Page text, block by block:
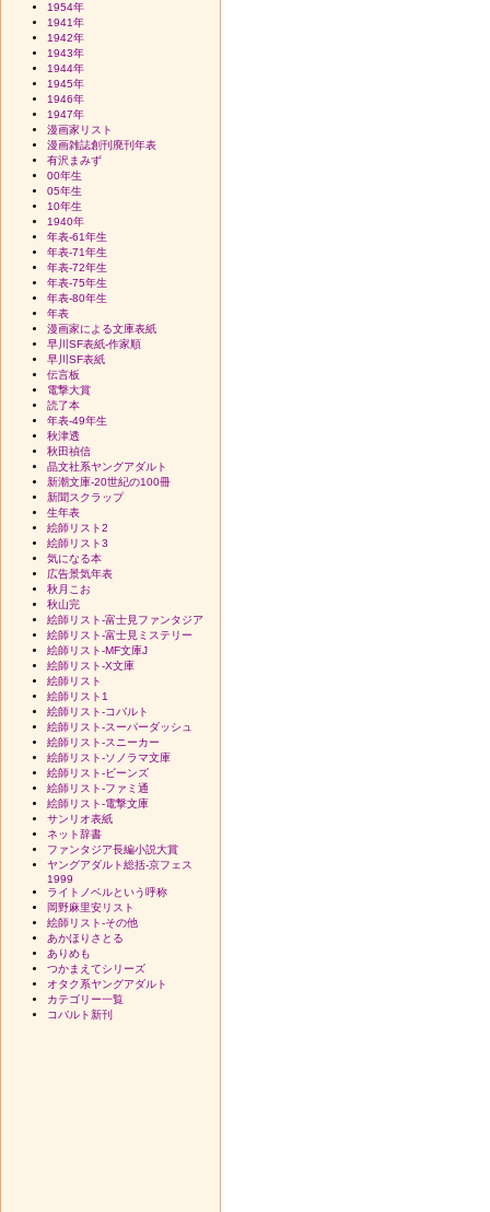
1954年
1941年
1942年
1943年
1944年
1945年
1946年
1947年
漫画家リスト
漫画雑誌創刊廃刊年表
有沢まみず
00年生
05年生
10年生
1940年
年表-61年生
年表-71年生
年表-72年生
年表-75年生
年表-80年生
年表
漫画家による文庫表紙
早川SF表紙-作家順
早川SF表紙
伝言板
電撃大賞
読了本
年表-49年生
秋津透
秋田禎信
晶文社系ヤングアダルト
新潮文庫-20世紀の100冊
新聞スクラップ
生年表
絵師リスト2
絵師リスト3
気になる本
広告景気年表
秋月こお
秋山完
絵師リスト-富士見ファンタジア
絵師リスト-富士見ミステリー
絵師リスト-MF文庫J
絵師リスト-X文庫
絵師リスト
絵師リスト1
絵師リスト-コバルト
絵師リスト-スーパーダッシュ
絵師リスト-スニーカー
絵師リスト-ソノラマ文庫
絵師リスト-ビーンズ
絵師リスト-ファミ通
絵師リスト-電撃文庫
サンリオ表紙
ネット辞書
ファンタジア長編小説大賞
ヤングアダルト総括-京フェス
1999
ライトノベルという呼称
岡野麻里安リスト
絵師リスト-その他
あかほりさとる
ありめも
つかまえてシリーズ
オタク系ヤングアダルト
カテゴリー一覧
コバルト新刊